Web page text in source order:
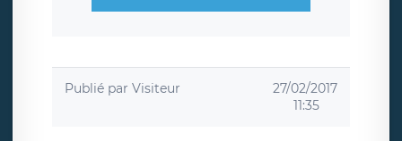
Publié par Visiteur
27/02/2017
11:35